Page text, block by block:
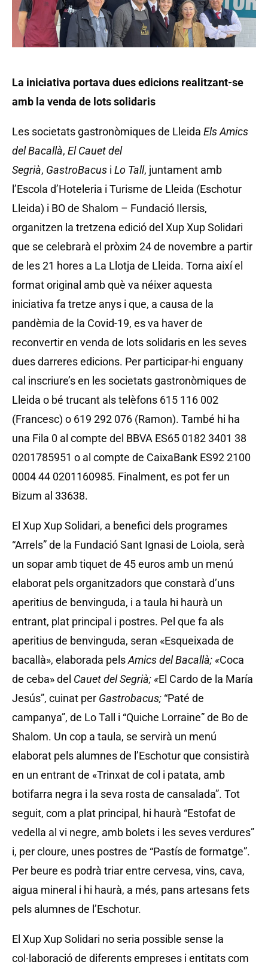
La iniciativa portava dues edicions realitzant-se
amb la venda de lots solidaris
Les societats gastronòmiques de Lleida Els Amics
del Bacallà, El Cauet del
Segrià, GastroBacus i Lo Tall, juntament amb
l’Escola d’Hoteleria i Turisme de Lleida (Eschotur
Lleida) i BO de Shalom – Fundació Ilersis,
organitzen la tretzena edició del Xup Xup Solidari
que se celebrarà el pròxim 24 de novembre a partir
de les 21 hores a La Llotja de Lleida. Torna així el
format original amb què va néixer aquesta
iniciativa fa tretze anys i que, a causa de la
pandèmia de la Covid-19, es va haver de
reconvertir en venda de lots solidaris en les seves
dues darreres edicions. Per participar-hi enguany
cal inscriure’s en les societats gastronòmiques de
Lleida o bé trucant als telèfons 615 116 002
(Francesc) o 619 292 076 (Ramon). També hi ha
una Fila 0 al compte del BBVA ES65 0182 3401 38
0201785951 o al compte de CaixaBank ES92 2100
0004 44 0201160985. Finalment, es pot fer un
Bizum al 33638.
El Xup Xup Solidari, a benefici dels programes
“Arrels” de la Fundació Sant Ignasi de Loiola, serà
un sopar amb tiquet de 45 euros amb un menú
elaborat pels organitzadors que constarà d’uns
aperitius de benvinguda, i a taula hi haurà un
entrant, plat principal i postres. Pel que fa als
aperitius de benvinguda, seran «Esqueixada de
bacallà», elaborada pelsAmics del Bacallà; «Coca
de ceba» del Cauet del Segrià; «El Cardo de la María
Jesús”, cuinat per Gastrobacus; “Paté de
campanya”, de Lo Tall i “Quiche Lorraine” de Bo de
Shalom. Un cop a taula, se servirà un menú
elaborat pels alumnes de l’Eschotur que consistirà
en un entrant de «Trinxat de col i patata, amb
botifarra negra i la seva rosta de cansalada”. Tot
seguit, com a plat principal, hi haurà “Estofat de
vedella al vi negre, amb bolets i les seves verdures”
i, per cloure, unes postres de “Pastís de formatge”.
Per beure es podrà triar entre cervesa, vins, cava,
aigua mineral i hi haurà, a més, pans artesans fets
pels alumnes de l’Eschotur.
El Xup Xup Solidari no seria possible sense la
col·laboració de diferents empreses i entitats com